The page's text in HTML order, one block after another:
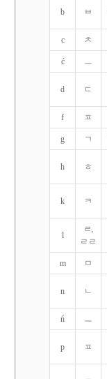
b ㅂ
c ㅊ
ć ㅡ
d ㄷ
f ㅍ
g ㄱ
h ㅎ
k ㅋ
l
ㄹ,
ㄹㄹ
m ㅁ
n ㄴ
ń ㅡ
p ㅍ